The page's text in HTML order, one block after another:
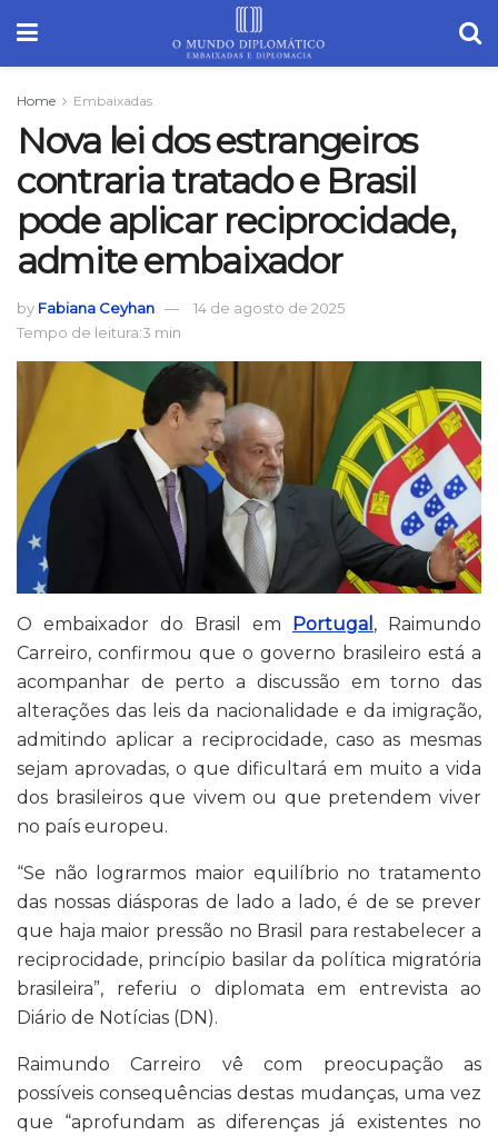
Home Embaixadas
Nova lei dos estrangeiros
contraria tratado e Brasil
pode aplicar reciprocidade,
admite embaixador
by Fabiana Ceyhan
14 de agosto de 2025
Tempo de leitura:3 min
O embaixador do Brasil em Portugal , Raimundo
Carreiro, confirmou que o governo brasileiro está a
acompanhar de perto a discussão em torno das
alterações das leis da nacionalidade e da imigração,
admitindo aplicar a reciprocidade, caso as mesmas
sejam aprovadas, o que dificultará em muito a vida
dos brasileiros que vivem ou que pretendem viver
no país europeu.
“Se não lograrmos maior equilíbrio no tratamento
das nossas diásporas de lado a lado, é de se prever
que haja maior pressão no Brasil para restabelecer a
reciprocidade, princípio basilar da política migratória
brasileira”, referiu o diplomata em entrevista ao
Diário de Notícias (DN).
Raimundo Carreiro vê com preocupação as
possíveis consequências destas mudanças, uma vez
que “aprofundam as diferenças já existentes no